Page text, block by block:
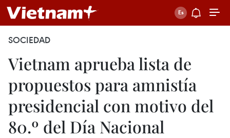
SOCIEDAD
Vietnam aprueba lista de
propuestos para amnistía
presidencial con motivo del
80.º del Día Nacional